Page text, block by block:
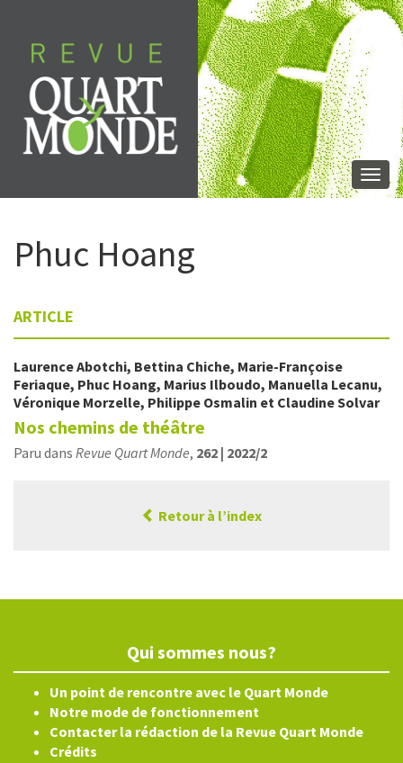
contenu
Phuc Hoang
ARTICLE
LaurenceAbotchi, Bettina Chiche, Marie-Françoise
Feriaque, Phuc Hoang, Marius Ilboudo, Manuella Lecanu,
Véronique Morzelle, Philippe Osmalin et ClaudineSolvar
Nos chemins de théâtre
Paru dans Revue Quart Monde, 262 | 2022/2
Retour à l’index
Qui sommes nous?
Un point de rencontre avec le Quart Monde
Notre mode de fonctionnement
Contacter la rédaction de la Revue Quart Monde
Crédits